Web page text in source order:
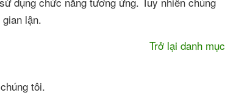
lận.
Trở lại danh mục
tôi.